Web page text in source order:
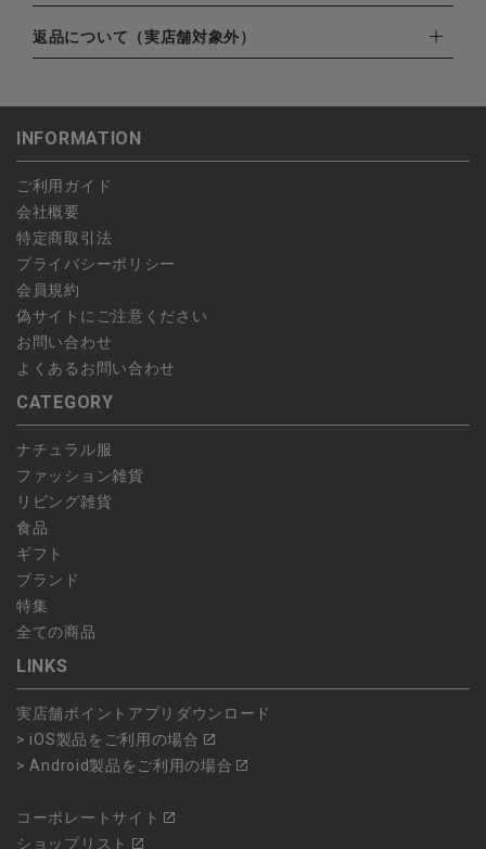
・amazonペイメント
・楽天ペイ
・PayPay
北海道：1,400円
ご注文日当日から翌日のAM9:00までにご連絡頂いた場合はキャ
ンセルは可能です。
します。
予約商品など一部キャンセルが出来ない場合がございます。あら
かじめご了承ください。
返品について（実店舗対象外）
こちら よりご依頼ください。
INFORMATION
ご利用ガイド
会社概要
特定商取引法
プライバシーポリシー
会員規約
偽サイトにご注意ください
お問い合わせ
よくあるお問い合わせ
CATEGORY
ナチュラル服
ファッション雑貨
リビング雑貨
食品
ギフト
ブランド
特集
全ての商品
LINKS
実店舗ポイントアプリダウンロード
> iOS製品をご利用の場合
> Android製品をご利用の場合
コーポレートサイト
ショップリスト